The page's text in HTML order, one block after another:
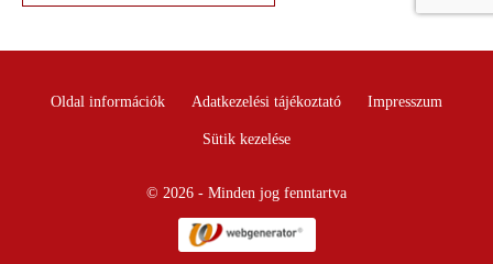
© 2026 - Minden jog fenntartva
Oldal információk Adatkezelési tájékoztató Impresszum
Sütik kezelése